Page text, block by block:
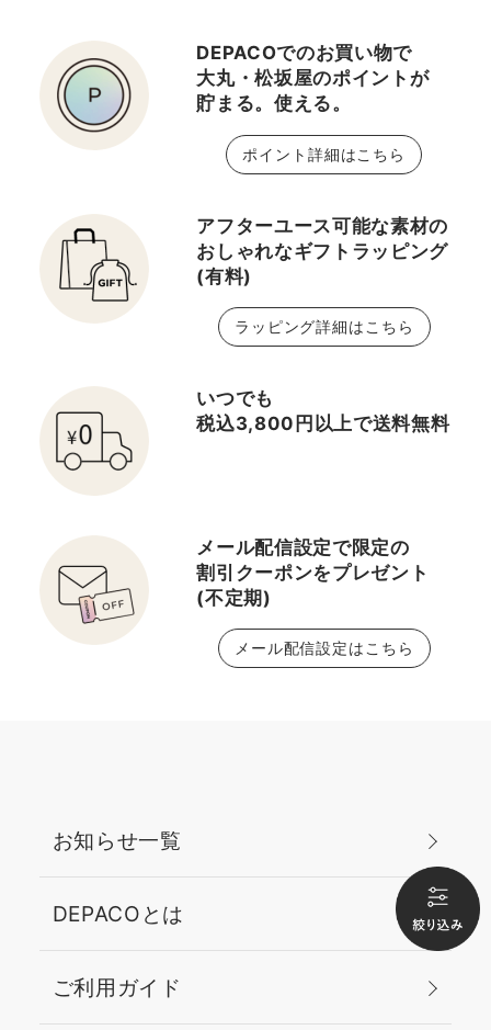
DEPACOでのお買い物で
大丸・松坂屋のポイントが
貯まる。使える。
ポイント詳細はこちら
アフターユース可能な素材の
おしゃれなギフトラッピング
(有料)
ラッピング詳細はこちら
いつでも
税込3,800円以上で送料無料
メール配信設定で限定の
割引クーポンをプレゼント
(不定期)
メール配信設定はこちら
お知らせ一覧
DEPACOとは
ご利用ガイド